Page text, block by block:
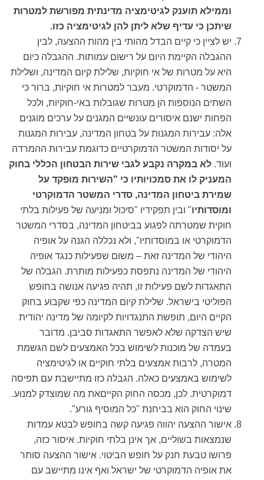
וממילא תוענק לגיטימציה מדינתית מפורשת למטרות
שיתכן כי עדיף שלא ליתן להן לגיטימציה כזו.
יש לציין כי קיים הבדל מהותי בין מהות ההצעה, לבין
ההגבלה הקיימת היום על רישום עמותות. ההגבלה כיום
היא על מטרות של אי חוקיות, שלילת קיום המדינה, ושלילת
המשטר - הדמוקרטי. מעבר למטרות אי חוקיות, ברור כי
השתים הנוספות הן מטרות שגובלות באי-חוקיות, ולכל
הפחות ישנם איסורים עונשיים המגנים על ערכים מוגנים
אלה: עבירות המגנות על בטחון המדינה, עבירות המגנות
על יסודות המשטר הדמוקרטיים כדוגמת עבירות ההמרדה
ועוד. לא במקרה נקבע לגבי שירות הבטחון הכללי בחוק
המעניק לו את סמכויותיו כי "השירות מופקד על
שמירת ביטחון המדינה, סדרי המשטר הדמוקרטי
ומוסדותיו" ובין תפקידיו "סיכול ומניעה של פעילות בלתי
חוקית שמטרתה לפגוע בביטחון המדינה, בסדרי המשטר
הדמוקרטי או במוסדותיו", ולא נכללה הגנה על אופיה
היהודי של המדינה זאת – משום שפעילות כנגד אופיה
היהודי של המדינה נתפסת כפעילות מותרת. הגבלה של
התאגדות לשם פעילות זו, תהיה פגיעה אנושה בחופש
הפוליטי בישראל. שלילת קיום המדינה כפי שקבוע בחוק
הקיים היום, תופשת התנגדויות לקיומה של מדינה יהודית
שיש הצדקה שלא לאפשר התאגדות סביבן. מדובר
בעמדה של מוכנות לשימוש בכל האמצעים לשם הגשמת
המטרה, לרבות אמצעים בלתי חוקיים או לגיטימציה
לשימוש באמצעים כאלה. הגבלה כזו מתיישבת עם תפיסה
דמוקרטית. לכן, מכסה החוק הקייםאת מה שמוצדק למנוע.
שינוי החוק הוא בביחנת "כל המוסיף גורע".
אישור ההצעה יהווה פגיעה קשה בחופש לבטא עמדות
שנמצאות בשוליים, אך אינן בלתי חוקיות. איסור כזה,
פרושו טבעת חנק על חופש הביטוי. אישור ההצעה סותר
את אופיה הדמוקרטי של ישראל ואף אינו מתיישב עם